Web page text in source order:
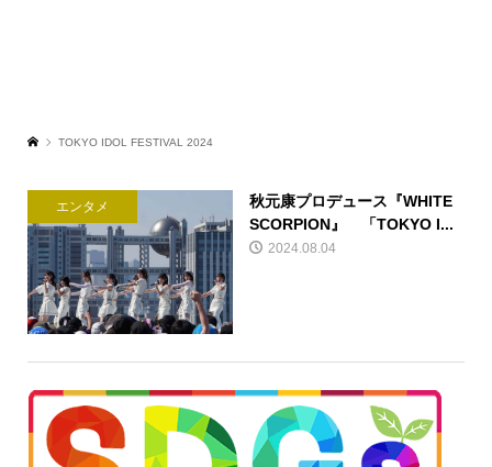
TOKYO IDOL FESTIVAL 2024
エンタメ
秋元康プロデュース『WHITE
SCORPION』 「TOKYO I...
2024.08.04